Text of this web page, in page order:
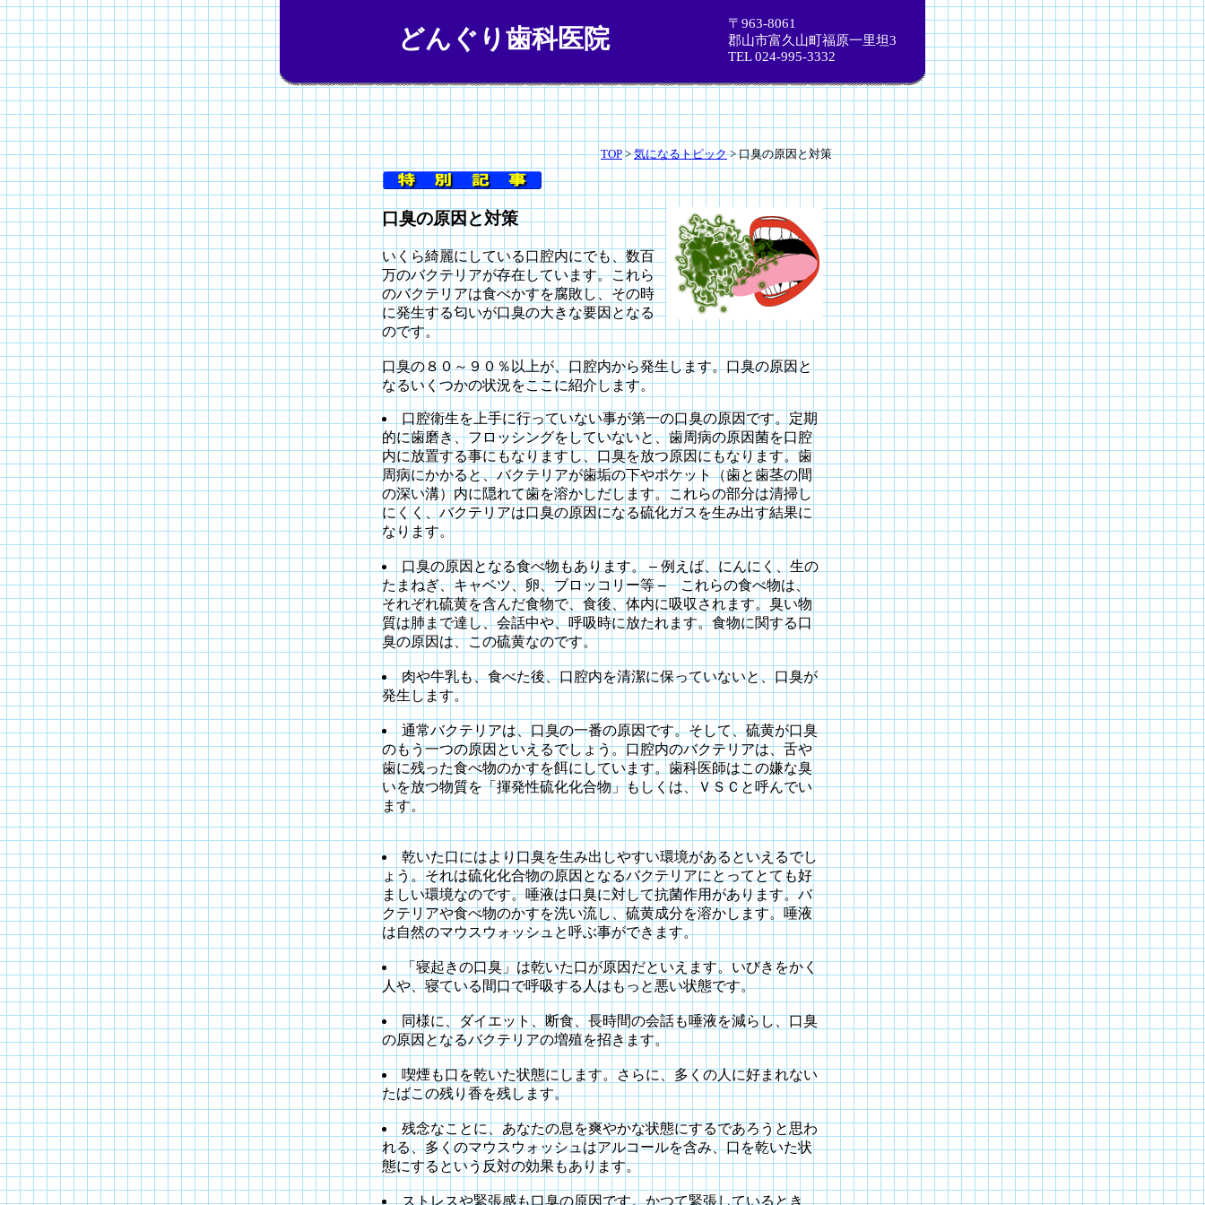
どんぐり歯科医院
〒963-8061
郡山市富久山町福原一里坦3
TEL 024-995-3332
TOP>気になるトピック> 口臭の原因と対策
口臭の原因と対策
いくら綺麗にしている口腔内にでも、数百
万のバクテリアが存在しています。これら
のバクテリアは食べかすを腐敗し、その時
に発生する匂いが口臭の大きな要因となる
のです。
口臭の８０～９０％以上が、口腔内から発生します。口臭の原因と
なるいくつかの状況をここに紹介します。
口腔衛生を上手に行っていない事が第一の口臭の原因です。定期
的に歯磨き、フロッシングをしていないと、歯周病の原因菌を口腔
内に放置する事にもなりますし、口臭を放つ原因にもなります。歯
周病にかかると、バクテリアが歯垢の下やポケット（歯と歯茎の間
の深い溝）内に隠れて歯を溶かしだします。これらの部分は清掃し
にくく、バクテリアは口臭の原因になる硫化ガスを生み出す結果に
なります。
口臭の原因となる食べ物もあります。 – 例えば、にんにく、生の
たまねぎ、キャベツ、卵、ブロッコリー等–これらの食べ物は、
それぞれ硫黄を含んだ食物で、食後、体内に吸収されます。臭い物
質は肺まで達し、会話中や、呼吸時に放たれます。食物に関する口
臭の原因は、この硫黄なのです。
肉や牛乳も、食べた後、口腔内を清潔に保っていないと、口臭が
発生します。
通常バクテリアは、口臭の一番の原因です。そして、硫黄が口臭
のもう一つの原因といえるでしょう。口腔内のバクテリアは、舌や
歯に残った食べ物のかすを餌にしています。歯科医師はこの嫌な臭
いを放つ物質を「揮発性硫化化合物」もしくは、ＶＳＣと呼んでい
ます。
乾いた口にはより口臭を生み出しやすい環境があるといえるでし
ょう。それは硫化化合物の原因となるバクテリアにとってとても好
ましい環境なのです。唾液は口臭に対して抗菌作用があります。バ
クテリアや食べ物のかすを洗い流し、硫黄成分を溶かします。唾液
は自然のマウスウォッシュと呼ぶ事ができます。
「寝起きの口臭」は乾いた口が原因だといえます。いびきをかく
人や、寝ている間口で呼吸する人はもっと悪い状態です。
同様に、ダイエット、断食、長時間の会話も唾液を減らし、口臭
の原因となるバクテリアの増殖を招きます。
喫煙も口を乾いた状態にします。さらに、多くの人に好まれない
たばこの残り香を残します。
残念なことに、あなたの息を爽やかな状態にするであろうと思わ
れる、多くのマウスウォッシュはアルコールを含み、口を乾いた状
態にするという反対の効果もあります。
ストレスや緊張感も口臭の原因です。かつて緊張しているとき